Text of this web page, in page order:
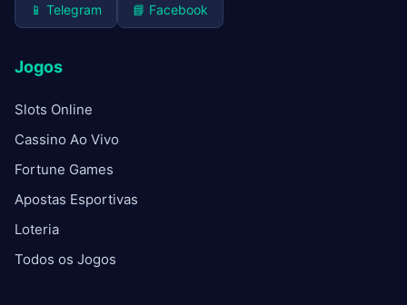
📱 Telegram 📘 Facebook
Jogos
Slots Online
Cassino Ao Vivo
Fortune Games
Apostas Esportivas
Loteria
Todos os Jogos